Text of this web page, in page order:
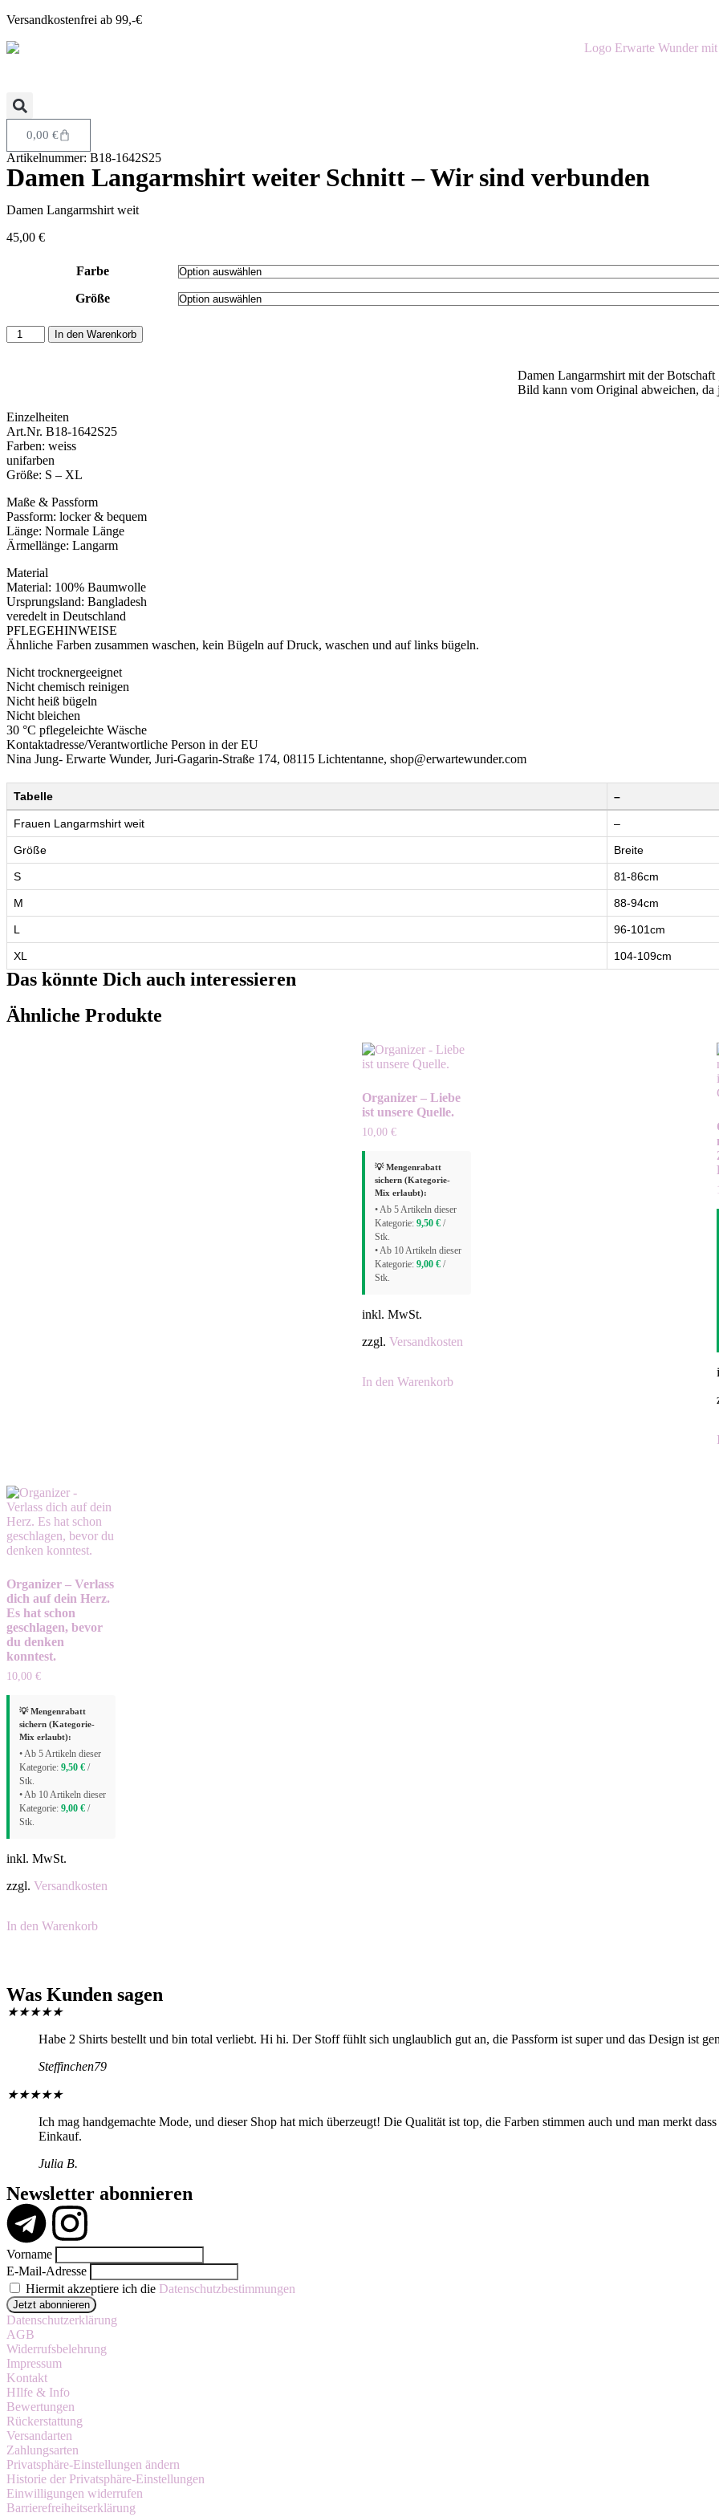
Versandkostenfrei ab 99,-€
0,00 €
Artikelnummer: B18-1642S25
Damen Langarmshirt weiter Schnitt – Wir sind verbunden
Damen Langarmshirt weit
45,00 €
Farbe
Größe
In den Warenkorb
Damen Langarmshirt mit der Botschaft
Bild kann vom Original abweichen,
Einzelheiten
Art.Nr. B18-1642S25
Farben: weiss
unifarben
Größe: S – XL
Maße & Passform
Passform: locker & bequem
Länge: Normale Länge
Ärmellänge: Langarm
Material
Material: 100% Baumwolle
Ursprungsland: Bangladesh
veredelt in Deutschland
PFLEGEHINWEISE
Ähnliche Farben zusammen waschen, kein Bügeln auf Druck, waschen und auf links bügeln.
Nicht trocknergeeignet
Nicht chemisch reinigen
Nicht heiß bügeln
Nicht bleichen
30 °C pflegeleichte Wäsche
Kontaktadresse/Verantwortliche Person in der EU
Nina Jung- Erwarte Wunder, Juri-Gagarin-Straße 174, 08115 Lichtentanne, shop@erwartewunder.com
Tabelle –
Frauen Langarmshirt weit –
Größe Breite
S 81-86cm
M 88-94cm
L 96-101cm
XL 104-109cm
Das könnte Dich auch interessieren
Ähnliche Produkte
Organizer – Liebe
ist unsere Quelle.
10,00 €
💡 Mengenrabatt
sichern (Kategorie-
Mix erlaubt):
• Ab 5 Artikeln dieser
Kategorie: 9,50 €/
Stk.
• Ab 10 Artikeln dieser
Kategorie: 9,00 €/
Stk.
inkl. MwSt.
zzgl. Versandkosten
In den Warenkorb
Organizer – Verlass
dich auf dein Herz.
Es hat schon
geschlagen, bevor
du denken
konntest.
10,00 €
💡 Mengenrabatt
sichern (Kategorie-
Mix erlaubt):
• Ab 5 Artikeln dieser
Kategorie: 9,50 € /
Stk.
• Ab 10 Artikeln dieser
Kategorie: 9,00 € /
Stk.
inkl. MwSt.
zzgl. Versandkosten
In den Warenkorb
Was Kunden sagen
★★★★★
Habe 2 Shirts bestellt und bin total verliebt. Hi hi. Der Stoff fühlt sich unglaublich gut an, die Passform ist super und das Design ist
Steffinchen79
★★★★★
Ich mag handgemachte Mode, und dieser Shop hat mich überzeugt! Die Qualität ist top, die Farben stimmen auch und man merkt
Einkauf.
Julia B.
Newsletter abonnieren
Vorname
E-Mail-Adresse
Hiermit akzeptiere ich die Datenschutzbestimmungen
Datenschutzerklärung
AGB
Widerrufsbelehrung
Impressum
Kontakt
HIlfe & Info
Bewertungen
Rückerstattung
Versandarten
Zahlungsarten
Privatsphäre-Einstellungen ändern
Historie der Privatsphäre-Einstellungen
Einwilligungen widerrufen
Barrierefreiheitserklärung